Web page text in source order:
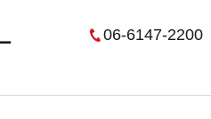
06-6147-2200